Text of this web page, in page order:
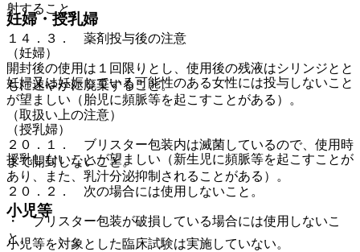
射すること。
１４．３． 薬剤投与後の注意
開封後の使用は１回限りとし、使用後の残液はシリンジとと
もに速やかに廃棄すること。
（取扱い上の注意）
２０．１． ブリスター包装内は滅菌しているので、使用時
まで開封しないこと。
２０．２． 次の場合には使用しないこと。
・ ブリスター包装が破損している場合には使用しないこ
と。
妊婦・授乳婦
（妊婦）
妊婦又は妊娠している可能性のある女性には投与しないこと
が望ましい（胎児に頻脈等を起こすことがある）。
（授乳婦）
授乳しないことが望ましい（新生児に頻脈等を起こすことが
あり、また、乳汁分泌抑制されることがある）。
小児等
小児等を対象とした臨床試験は実施していない。